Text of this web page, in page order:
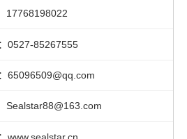
0527-85267555
65096509@qq.com
www.sealstar.cn